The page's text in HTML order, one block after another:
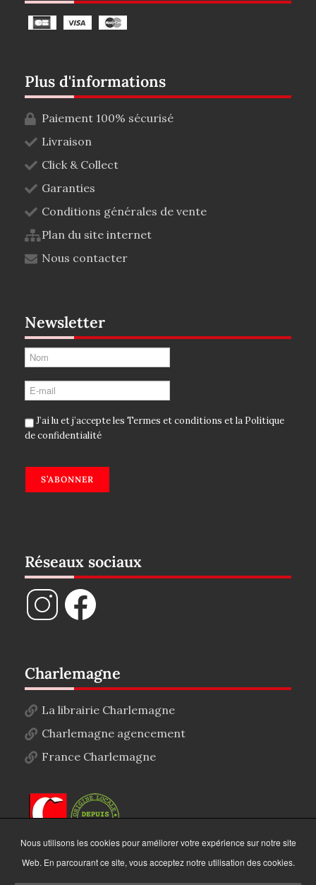
Plus d'informations
Paiement 100% sécurisé
Livraison
Click & Collect
Garanties
Conditions générales de vente
Plan du site internet
Nous contacter
Newsletter
J’ai lu et j’accepte les Termes et conditions et la Politique
de confidentialité
S’ABONNER
Réseaux sociaux
Charlemagne
La librairie Charlemagne
Charlemagne agencement
France Charlemagne
Nous utilisons les cookies pour améliorer votre expérience sur notre site
Web. En parcourant ce site, vous acceptez notre utilisation des cookies.